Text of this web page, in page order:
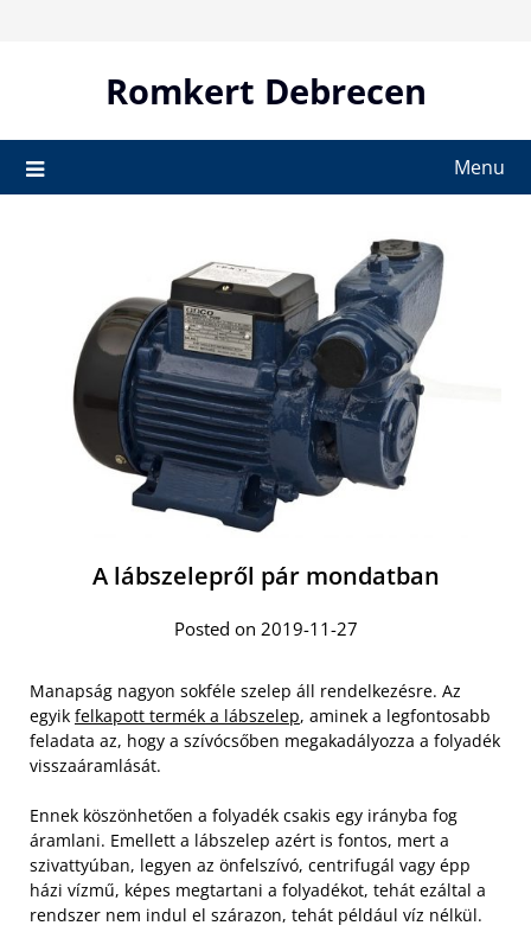
Romkert Debrecen
Menu
A lábszelepről pár mondatban
Posted on 2019-11-27
Manapság nagyon sokféle szelep áll rendelkezésre. Az
egyik felkapott termék a lábszelep, aminek a legfontosabb
feladata az, hogy a szívócsőben megakadályozza a folyadék
visszaáramlását.
Ennek köszönhetően a folyadék csakis egy irányba fog
áramlani. Emellett a lábszelep azért is fontos, mert a
szivattyúban, legyen az önfelszívó, centrifugál vagy épp
házi vízmű, képes megtartani a folyadékot, tehát ezáltal a
rendszer nem indul el szárazon, tehát például víz nélkül.